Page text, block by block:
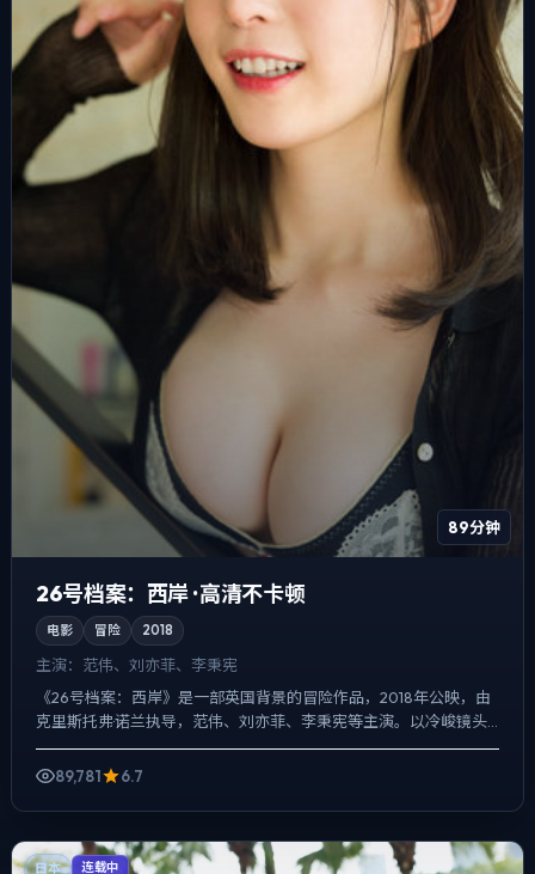
89分钟
26号档案：西岸 · 高清不卡顿
电影 冒险 2018
主演： 范伟、刘亦菲、李秉宪
《26号档案：西岸》是一部英国背景的冒险作品，2018年公映，由
克里斯托弗·诺兰执导，范伟、刘亦菲、李秉宪等主演。以冷峻镜头
对准普通人的抉择瞬间，一场意外成为切口，牵出家庭、职...
89,781
6.7
日本 连载中